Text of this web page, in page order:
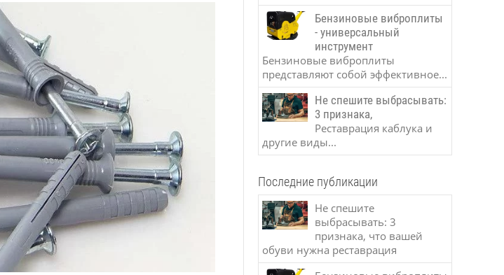
Бензиновые виброплиты
- универсальный
инструмент
Бензиновые виброплиты
представляют собой эффективное...
Не спешите выбрасывать:
3 признака,
Реставрация каблука и
другие виды...
Последние публикации
Не спешите
выбрасывать: 3
признака, что вашей
обуви нужна реставрация